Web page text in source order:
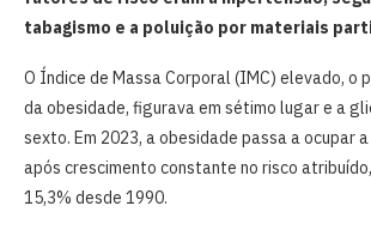
tabagismo e a poluição por materiais
O Índice de Massa Corporal (IMC) elevado, o
da obesidade, figurava em sétimo lugar e a
sexto. Em 2023, a obesidade passa a ocupar
após crescimento constante no risco
15,3% desde 1990.